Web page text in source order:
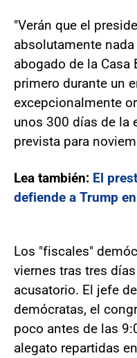
"Verán que el
absolutamente
abogado de la Casa
primero durante un
excepcionalmente
unos 300 días de la
prevista para
Lea también: El
defiende a Trump
Los "fiscales"
viernes tras tres
acusatorio. El jefe
demócratas, el
poco antes de las
alegato repartidas